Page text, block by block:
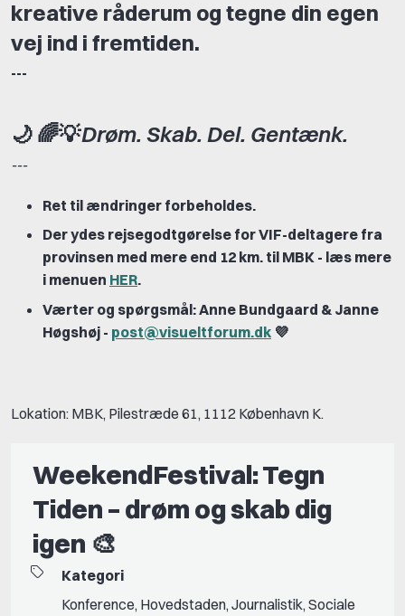
kreative råderum og tegne din egen
vej ind i fremtiden.
---
🌙 🌈💡Drøm. Skab. Del. Gentænk.
---
Ret til ændringer forbeholdes.
Der ydes rejsegodtgørelse for VIF-deltagere fra
provinsen med mere end 12 km. til MBK - læs mere
i menuen HER.
Værter og spørgsmål: Anne Bundgaard & Janne
Høgshøj - post@visueltforum.dk 💜
Lokation: MBK, Pilestræde 61, 1112 København K.
WeekendFestival: Tegn
Tiden – drøm og skab dig
igen 🎨
Kategori
Konference, Hovedstaden, Journalistik, Sociale